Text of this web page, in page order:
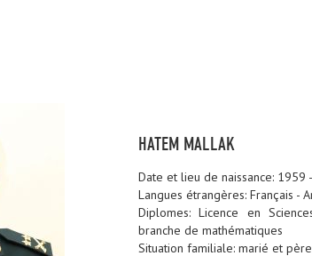
HATEM MALLAK
Date et lieu de naissance: 1959
Langues étrangères: Français -
Diplomes: Licence en
branche de mathématiques
Situation familiale: marié et